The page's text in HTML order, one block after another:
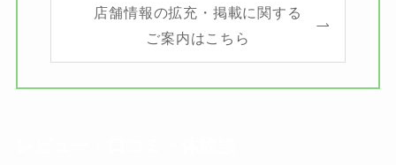
店舗情報の拡充・掲載に関する
ご案内はこちら